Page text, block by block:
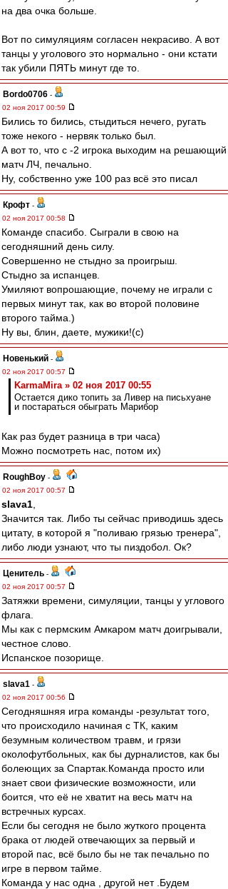
на два очка больше.
Вот по симуляциям согласен некрасиво. А вот
танцы у уголового это нормально - они кстати
так убили ПЯТЬ минут где то.
Bordo0706 -
02 ноя 2017 00:59
Бились то бились, стыдиться нечего, ругать
тоже некого - нервяк только был.
А вот то, что с -2 игрока выходим на решающий
матч ЛЧ, печально.
Ну, собственно уже 100 раз всё это писал
Крофт -
02 ноя 2017 00:58
Команде спасибо. Сыграли в свою на
сегодняшний день силу.
Совершенно не стыдно за проигрыш.
Стыдно за испанцев.
Умиляют вопрошающие, почему не играли с
первых минут так, как во второй половине
второго тайма.)
Ну вы, блин, даете, мужики!(с)
Новенький -
02 ноя 2017 00:57
KarmaMira » 02 ноя 2017 00:55
Остается дико топить за Ливер на письхуане
и постараться обыграть Марибор
Как раз будет разница в три часа)
Можно посмотреть нас, потом их)
RoughBoy -
02 ноя 2017 00:57
slava1
Значится так. Либо ты сейчас приводишь здесь
цитату, в которой я "поливаю грязью тренера",
либо люди узнают, что ты пиздобол. Ок?
Ценитель -
02 ноя 2017 00:57
Затяжки времени, симуляции, танцы у углового
флага.
Мы как с пермским Амкаром матч доигрывали,
честное слово.
Испанское позорище.
slava1 -
02 ноя 2017 00:56
Сегодняшняя игра команды -результат того,
что происходило начиная с ТК, каким
безумным количеством травм, и грязи
околофутбольных, как бы дурналистов, как бы
болеющих за Спартак.Команда просто или
знает свои физические возможности, или
боится, что её не хватит на весь матч на
встречных курсах.
Если бы сегодня не было жуткого процента
брака от людей отвечающих за первый и
второй пас, всё было бы не так печально по
игре в первом тайме.
Команда у нас одна , другой нет .Будем